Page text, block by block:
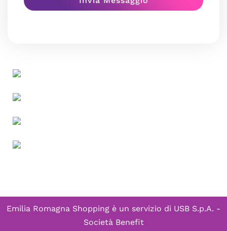
Emilia Romagna Shopping è un servizio di USB S.p.A. -
Società Benefit